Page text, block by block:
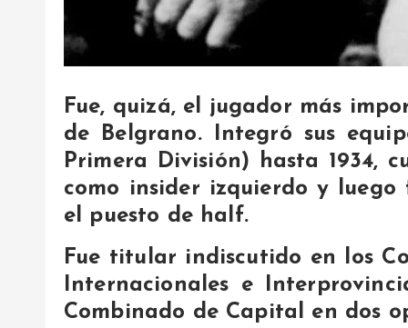
Fue, quizá, el jugador más
de Belgrano. Integró sus
Primera División) hasta 1934,
como insider izquierdo y luego
el puesto de half.
Fue titular indiscutido en los
Internacionales e
Combinado de Capital en dos